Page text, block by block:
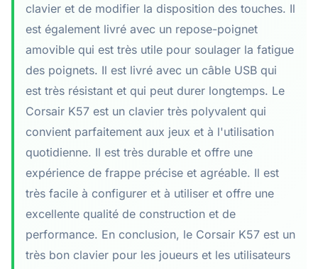
clavier et de modifier la disposition des touches. Il
est également livré avec un repose-poignet
amovible qui est très utile pour soulager la fatigue
des poignets. Il est livré avec un câble USB qui
est très résistant et qui peut durer longtemps. Le
Corsair K57 est un clavier très polyvalent qui
convient parfaitement aux jeux et à l'utilisation
quotidienne. Il est très durable et offre une
expérience de frappe précise et agréable. Il est
très facile à configurer et à utiliser et offre une
excellente qualité de construction et de
performance. En conclusion, le Corsair K57 est un
très bon clavier pour les joueurs et les utilisateurs